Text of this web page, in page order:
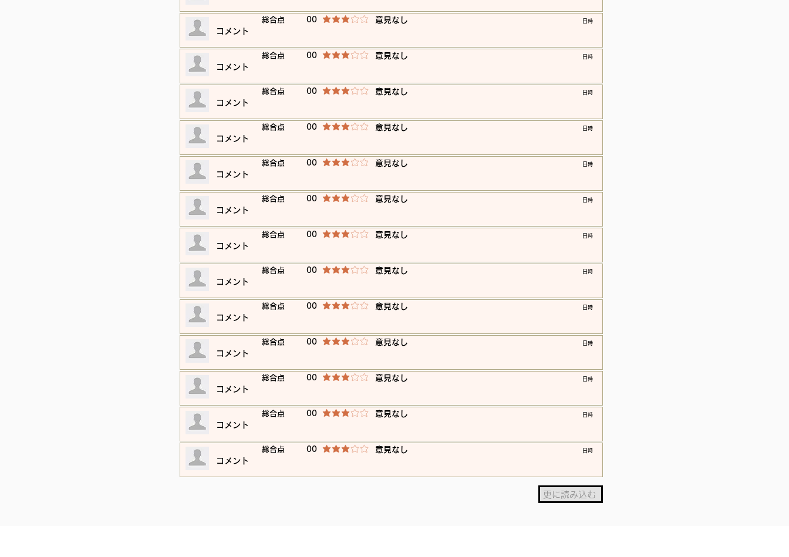
​総合点 00 平均評価 3 /5 ​意見なし ​日時
​コメント
​総合点 00 平均評価 3 /5 ​意見なし ​日時
​コメント
​総合点 00 平均評価 3 /5 ​意見なし ​日時
​コメント
​総合点 00 平均評価 3 /5 ​意見なし ​日時
​コメント
​総合点 00 平均評価 3 /5 ​意見なし ​日時
​コメント
​総合点 00 平均評価 3 /5 ​意見なし ​日時
​コメント
​総合点 00 平均評価 3 /5 ​意見なし ​日時
​コメント
​総合点 00 平均評価 3 /5 ​意見なし ​日時
​コメント
​総合点 00 平均評価 3 /5 ​意見なし ​日時
​コメント
​総合点 00 平均評価 3 /5 ​意見なし ​日時
​コメント
​総合点 00 平均評価 3 /5 ​意見なし ​日時
​コメント
​総合点 00 平均評価 3 /5 ​意見なし ​日時
​コメント
​総合点 00 平均評価 3 /5 ​意見なし ​日時
​コメント
更に読み込む